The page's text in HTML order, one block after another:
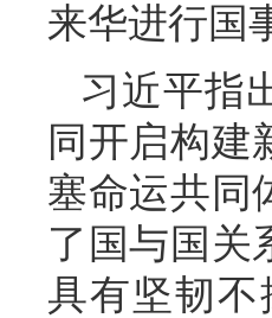
来华进行国
习近平指
同开启构建
塞命运共同
了国与国关
具有坚韧